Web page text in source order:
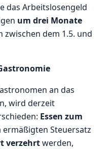
das Arbeitslosengeld
um drei Monate
zwischen dem 1.5. und
an das
wird derzeit
Essen zum
Steuersatz
verzehrtwerden,